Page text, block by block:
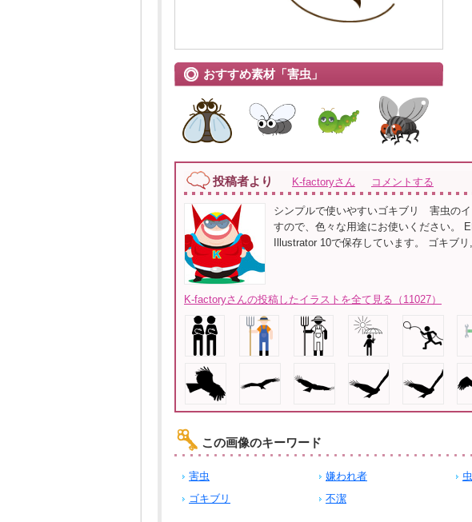
おすすめ素材「害虫」
投稿者より K-factoryさん コメントする
シンプルで使いやすいゴキブリ 害虫の
すので、色々な用途にお使いください。
Illustrator 10で保存しています。 ゴキブ
K-factoryさんの投稿したイラストを全て見る（11027）
この画像のキーワード
害虫 嫌われ者 虫
ゴキブリ
不潔